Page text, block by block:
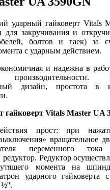
ударный гайковерт Vitals
для закручивания и
болтов и гаек) за
с ударным действием.
и надежна в
дизайн, простота в
гайковерт Vitals Master UA
прост: при
вращательное
переменного
Редуктор
момента на
ударного гайковерта
½''.